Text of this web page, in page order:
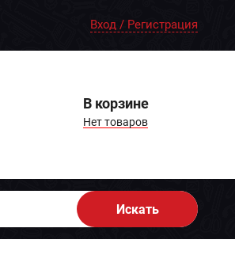
Вход / Регистрация
В корзине
Нет товаров
Искать